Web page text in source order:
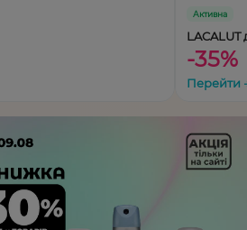
Активна
LACALUT
-35%
Перейти →